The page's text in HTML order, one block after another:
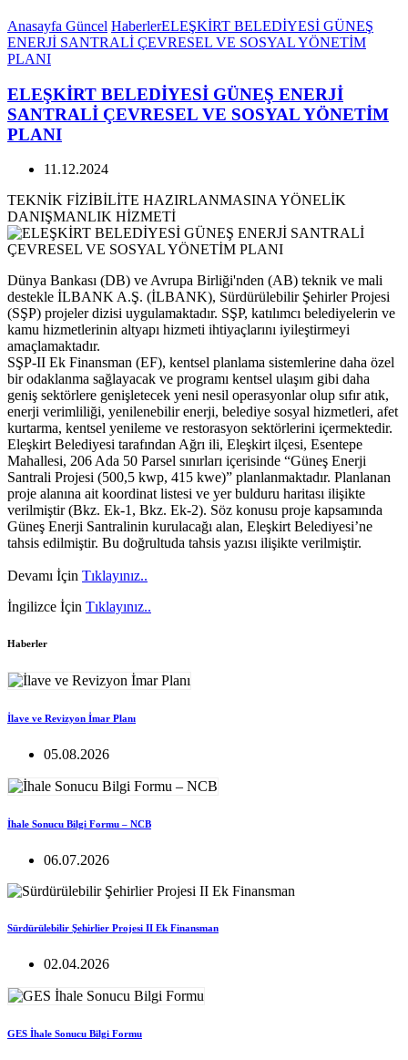
Anasayfa Güncel HaberlerELEŞKİRT BELEDİYESİ GÜNEŞ
ENERJİ SANTRALİ ÇEVRESEL VE SOSYAL YÖNETİM
PLANI
ELEŞKİRT BELEDİYESİ GÜNEŞ ENERJİ
SANTRALİ ÇEVRESEL VE SOSYAL YÖNETİM
PLANI
11.12.2024
TEKNİK FİZİBİLİTE HAZIRLANMASINA YÖNELİK
DANIŞMANLIK HİZMETİ
Dünya Bankası (DB) ve Avrupa Birliği'nden (AB) teknik ve mali
destekle İLBANK A.Ş. (İLBANK), Sürdürülebilir Şehirler Projesi
(SŞP) projeler dizisi uygulamaktadır. SŞP, katılımcı belediyelerin ve
kamu hizmetlerinin altyapı hizmeti ihtiyaçlarını iyileştirmeyi
amaçlamaktadır.
SŞP-II Ek Finansman (EF), kentsel planlama sistemlerine daha özel
bir odaklanma sağlayacak ve programı kentsel ulaşım gibi daha
geniş sektörlere genişletecek yeni nesil operasyonlar olup sıfır atık,
enerji verimliliği, yenilenebilir enerji, belediye sosyal hizmetleri, afet
kurtarma, kentsel yenileme ve restorasyon sektörlerini içermektedir.
Eleşkirt Belediyesi tarafından Ağrı ili, Eleşkirt ilçesi, Esentepe
Mahallesi, 206 Ada 50 Parsel sınırları içerisinde “Güneş Enerji
Santrali Projesi (500,5 kwp, 415 kwe)” planlanmaktadır. Planlanan
proje alanına ait koordinat listesi ve yer bulduru haritası ilişikte
verilmiştir (Bkz. Ek-1, Bkz. Ek-2). Söz konusu proje kapsamında
Güneş Enerji Santralinin kurulacağı alan, Eleşkirt Belediyesi’ne
tahsis edilmiştir. Bu doğrultuda tahsis yazısı ilişikte verilmiştir.
Devamı İçin Tıklayınız..
İngilizce İçin Tıklayınız..
Haberler
İlave ve Revizyon İmar Planı
05.08.2026
İhale Sonucu Bilgi Formu – NCB
06.07.2026
Sürdürülebilir Şehirlier Projesi II Ek Finansman
02.04.2026
GES İhale Sonucu Bilgi Formu